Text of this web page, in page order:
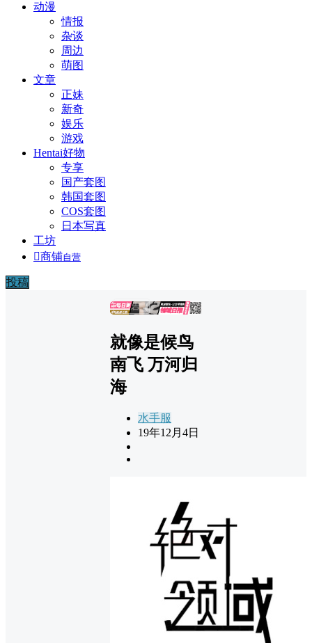
动漫
情报
杂谈
周边
萌图
文章
正妹
新奇
娱乐
游戏
Hentai好物
专享
国产套图
韩国套图
COS套图
日本写真
工坊
商铺自营
投稿
广告
就像是候鸟
南飞 万河归
海
水手服
19年12月4日